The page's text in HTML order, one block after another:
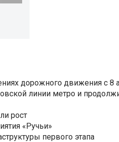
дорожного движения с 8
линии метро и
рост
«Ручьи»
первого этапа